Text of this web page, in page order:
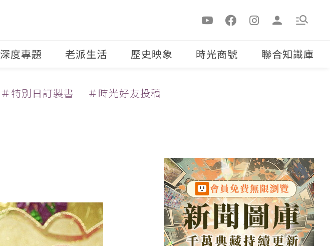
深度專題 老派生活 歷史映象 時光商號 聯合知識庫
＃特別日訂製書 ＃時光好友投稿